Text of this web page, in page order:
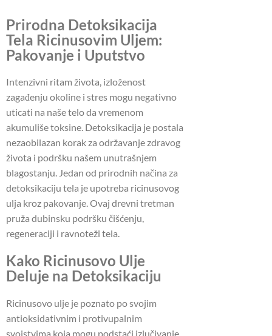
Prirodna Detoksikacija
Tela Ricinusovim Uljem:
Pakovanje i Uputstvo
Intenzivni ritam života, izloženost
zagađenju okoline i stres mogu negativno
uticati na naše telo da vremenom
akumuliše toksine. Detoksikacija je postala
nezaobilazan korak za održavanje zdravog
života i podršku našem unutrašnjem
blagostanju. Jedan od prirodnih načina za
detoksikaciju tela je upotreba ricinusovog
ulja kroz pakovanje.Ovaj drevni tretman
pruža dubinsku podršku čišćenju,
regeneraciji i ravnoteži tela.
Kako Ricinusovo Ulje
Deluje na Detoksikaciju
Ricinusovo ulje je poznato po svojim
antioksidativnim i protivupalnim
svojstvima koja mogu podstaći izlučivanje